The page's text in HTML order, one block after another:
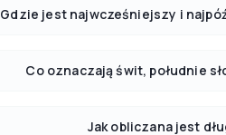
Gdzie jest najwcześniejszy i
Co oznaczają świt, południe
Jak obliczana jest